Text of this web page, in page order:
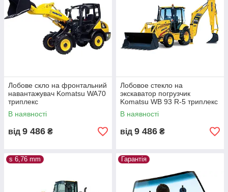
Лобове скло на фронтальний
навантажувач Komatsu WA70
триплекс
В наявності
від 9 486 ₴
Лобовое стекло на
экскаватор погрузчик
Komatsu WB 93 R-5 триплекс
В наявності
від 9 486 ₴
s 6,76 mm Гарантія